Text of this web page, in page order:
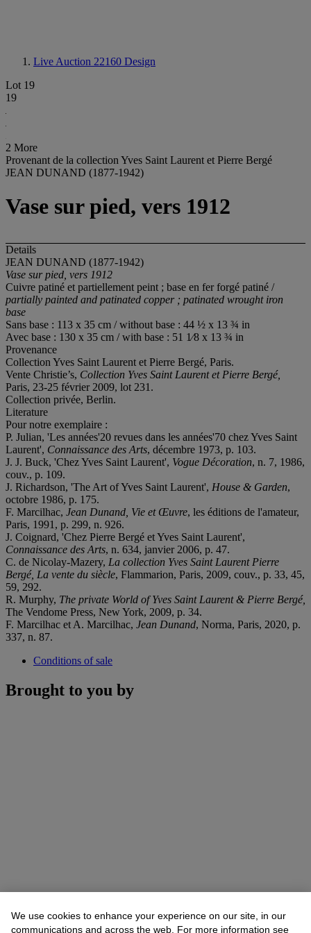
Live Auction 22160 Design
Lot 19
19
2 More
Provenant de la collection Yves Saint Laurent et Pierre Bergé
JEAN DUNAND (1877-1942)
Vase sur pied, vers 1912
Details
JEAN DUNAND (1877-1942)
Vase sur pied, vers 1912
Cuivre patiné et partiellement peint ; base en fer forgé patiné /
partially painted and patinated copper ; patinated wrought iron
base
Sans base : 113 x 35 cm / without base : 44 ½ x 13 ¾ in
Avec base : 130 x 35 cm / with base : 51 1⁄8 x 13 ¾ in
Provenance
Collection Yves Saint Laurent et Pierre Bergé, Paris.
Vente Christie’s, Collection Yves Saint Laurent et Pierre Bergé,
Paris, 23-25 février 2009, lot 231.
Collection privée, Berlin.
Literature
Pour notre exemplaire :
P. Julian, 'Les années'20 revues dans les années'70 chez Yves Saint
Laurent', Connaissance des Arts, décembre 1973, p. 103.
J. J. Buck, 'Chez Yves Saint Laurent', Vogue Décoration, n. 7, 1986,
couv., p. 109.
J. Richardson, 'The Art of Yves Saint Laurent', House & Garden,
octobre 1986, p. 175.
F. Marcilhac, Jean Dunand, Vie et Œuvre, les éditions de l'amateur,
Paris, 1991, p. 299, n. 926.
J. Coignard, 'Chez Pierre Bergé et Yves Saint Laurent',
Connaissance des Arts, n. 634, janvier 2006, p. 47.
C. de Nicolay-Mazery, La collection Yves Saint Laurent Pierre
Bergé, La vente du siècle, Flammarion, Paris, 2009, couv., p. 33, 45,
59, 292.
R. Murphy, The private World of Yves Saint Laurent & Pierre Bergé,
The Vendome Press, New York, 2009, p. 34.
F. Marcilhac et A. Marcilhac, Jean Dunand, Norma, Paris, 2020, p.
337, n. 87.
Conditions of sale
Brought to you by
We use cookies to enhance your experience on our site, in our
communications and across the web. For more information see